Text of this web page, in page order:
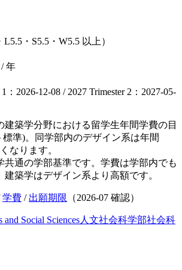
・S5.5・W5.5 以上）
年
1：2026-12-08 / 2027 Trimester 2：2027-05-
建築学分野における留学生年間学費の目
標準)。同学部内のデザイン系は年間
なります。
共通の学部基準です。学費は学部内でも
築学はデザイン系より高額です。
学費 / 出願期限 （2026-07 確認）
Social Sciences人文社会科学部社会科